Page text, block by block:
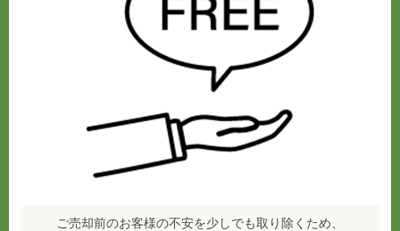
ご売却前のお客様の不安を少しでも取り除くため、